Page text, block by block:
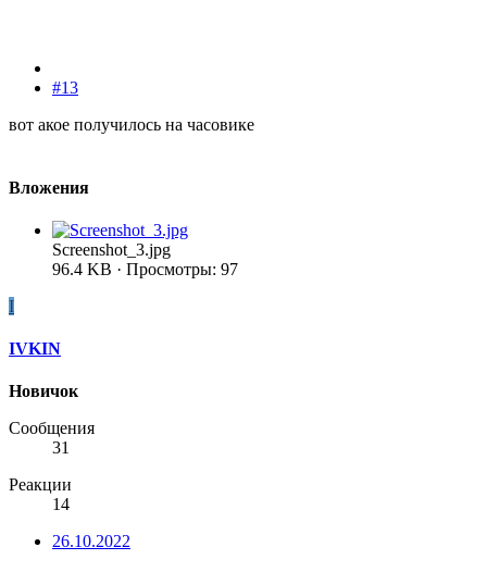
#13
вот акое получилось на часовике
Вложения
Screenshot_3.jpg
96.4 KB · Просмотры: 97
I
IVKIN
Новичок
Сообщения
31
Реакции
14
26.10.2022